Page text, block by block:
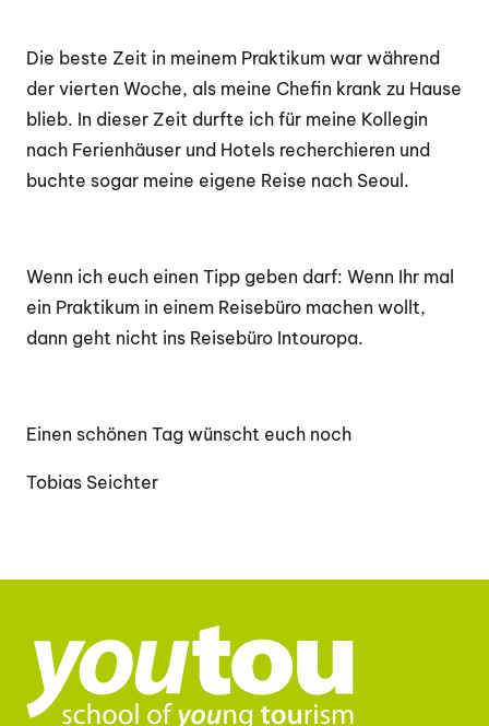
Die beste Zeit in meinem Praktikum war während
der vierten Woche, als meine Chefin krank zu Hause
blieb. In dieser Zeit durfte ich für meine Kollegin
nach Ferienhäuser und Hotels recherchieren und
buchte sogar meine eigene Reise nach Seoul.
Wenn ich euch einen Tipp geben darf: Wenn Ihr mal
ein Praktikum in einem Reisebüro machen wollt,
dann geht nicht ins Reisebüro Intouropa.
Einen schönen Tag wünscht euch noch
Tobias Seichter